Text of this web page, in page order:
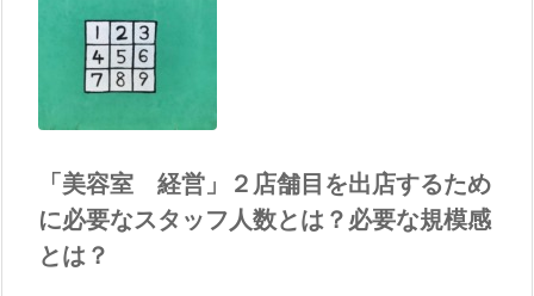
「美容室 経営」２店舗目を出店するため
に必要なスタッフ人数とは？必要な規模感
とは？